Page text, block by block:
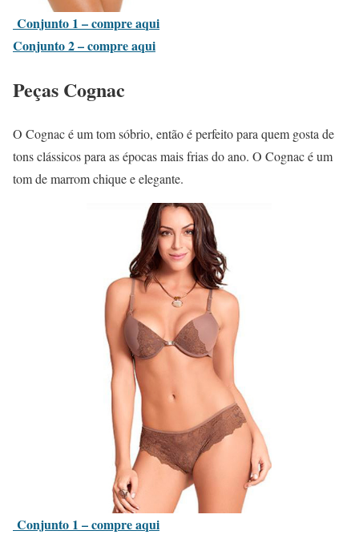
Conjunto 1 – compre aqui
Conjunto 2 – compre aqui
Peças Cognac
O Cognac é um tom sóbrio, então é perfeito para quem gosta de
tons clássicos para as épocas mais frias do ano. O Cognac é um
tom de marrom chique e elegante.
Conjunto 1 – compre aqui